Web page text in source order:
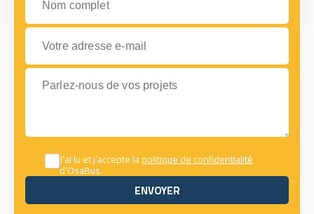
Votre adresse e-mail
Parlez-nous de vos projets
J’ai lu et j’accepte lapolitique de confidentialité
d’OsaBus.
ENVOYER
ENVOYER